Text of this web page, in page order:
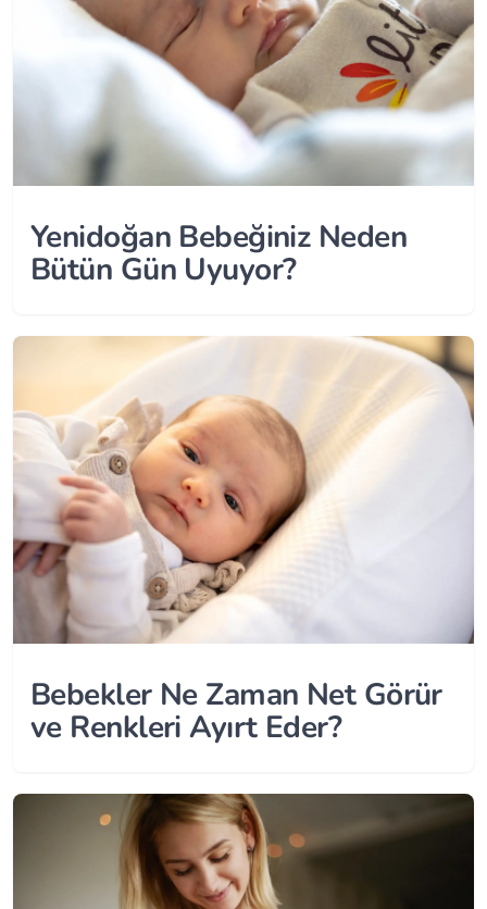
Yenidoğan Bebeğiniz Neden
Bütün Gün Uyuyor?
Bebekler Ne Zaman Net Görür
ve Renkleri Ayırt Eder?